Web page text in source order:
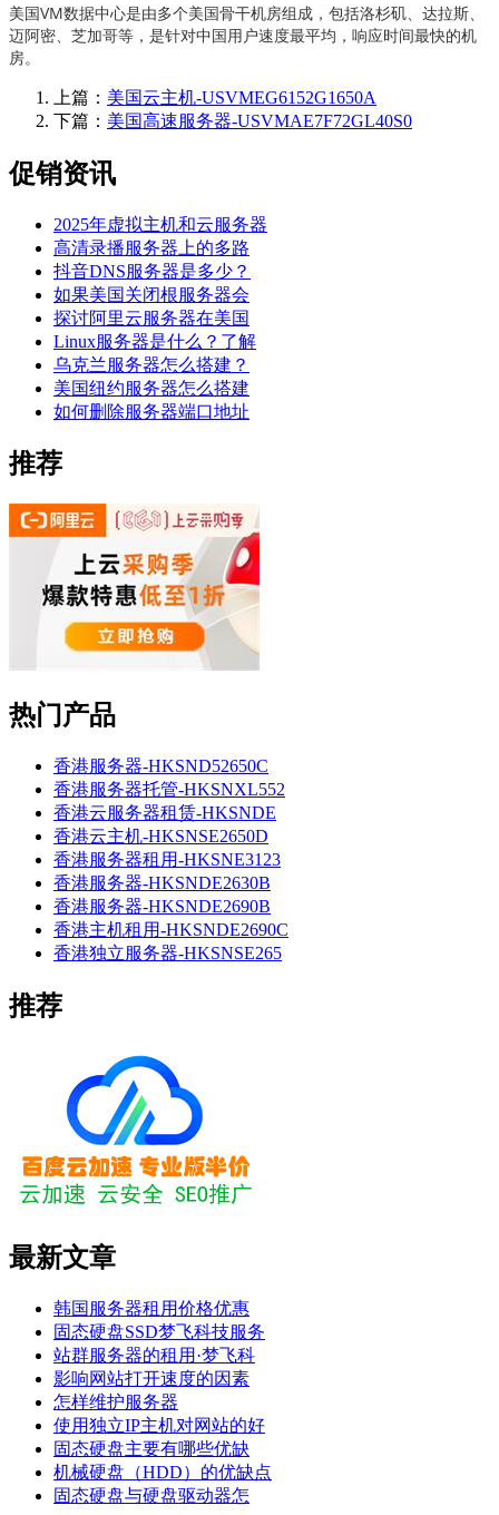
美国VM数据中心是由多个美国骨干机房组成，包括洛杉矶、达拉斯、
迈阿密、芝加哥等，是针对中国用户速度最平均，响应时间最快的机
房。
上篇： 美国云主机-USVMEG6152G1650A
下篇： 美国高速服务器-USVMAE7F72GL40S0
促销资讯
2025年虚拟主机和云服务器
高清录播服务器上的多路
抖音DNS服务器是多少？
如果美国关闭根服务器会
探讨阿里云服务器在美国
Linux服务器是什么？了解
乌克兰服务器怎么搭建？
美国纽约服务器怎么搭建
如何删除服务器端口地址
推荐
热门产品
香港服务器-HKSND52650C
香港服务器托管-HKSNXL552
香港云服务器租赁-HKSNDE
香港云主机-HKSNSE2650D
香港服务器租用-HKSNE3123
香港服务器-HKSNDE2630B
香港服务器-HKSNDE2690B
香港主机租用-HKSNDE2690C
香港独立服务器-HKSNSE265
推荐
最新文章
韩国服务器租用价格优惠
固态硬盘SSD梦飞科技服务
站群服务器的租用·梦飞科
影响网站打开速度的因素
怎样维护服务器
使用独立IP主机对网站的好
固态硬盘主要有哪些优缺
机械硬盘（HDD）的优缺点
固态硬盘与硬盘驱动器怎